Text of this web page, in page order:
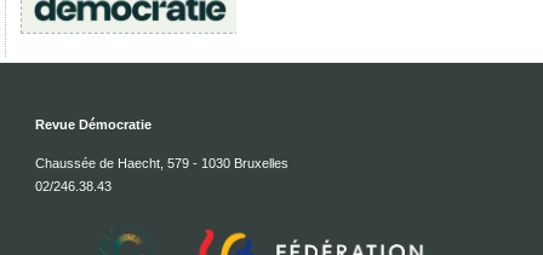
Revue Démocratie
Chaussée de Haecht, 579 - 1030 Bruxelles
02/246.38.43